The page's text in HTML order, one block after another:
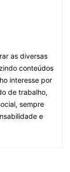
as diversas
conteúdos
interesse por
de trabalho,
sempre
e